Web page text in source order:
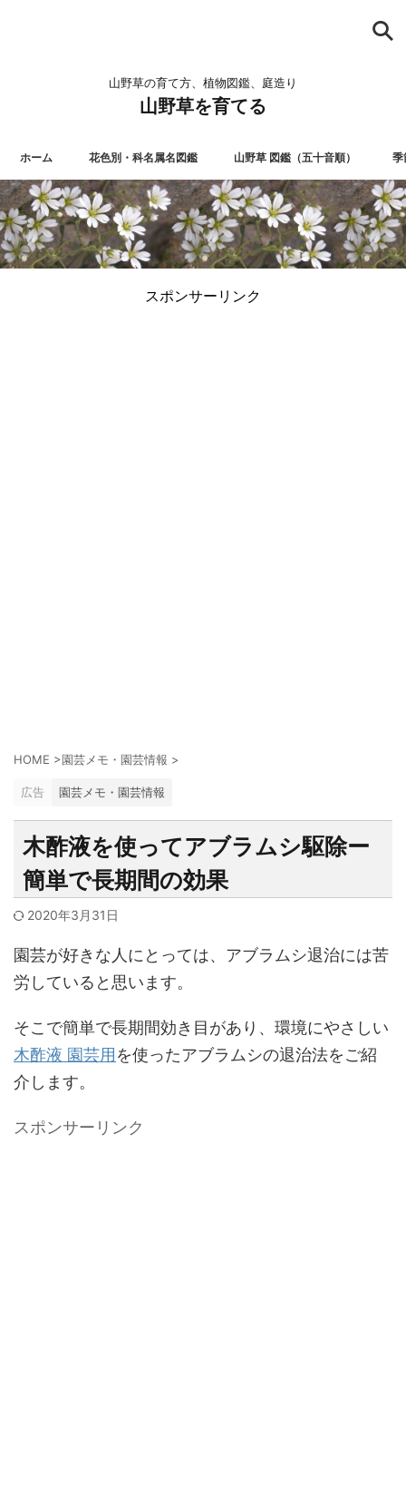
山野草の育て方、植物図鑑、庭造り
山野草を育てる
ホーム 花色別・科名属名図鑑 山野草 図鑑（五十音順） 季
スポンサーリンク
HOME >園芸メモ・園芸情報 >
広告 園芸メモ・園芸情報
木酢液を使ってアブラムシ駆除ー
簡単で長期間の効果
2020年3月31日
園芸が好きな人にとっては、アブラムシ退治には苦
労していると思います。
そこで簡単で長期間効き目があり、環境にやさしい
木酢液 園芸用を使ったアブラムシの退治法をご紹
介します。
スポンサーリンク